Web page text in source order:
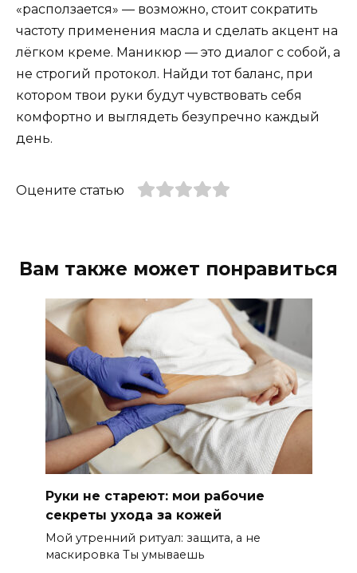
«расползается» — возможно, стоит сократить
частоту применения масла и сделать акцент на
лёгком креме. Маникюр — это диалог с собой, а
не строгий протокол. Найди тот баланс, при
котором твои руки будут чувствовать себя
комфортно и выглядеть безупречно каждый
день.
Оцените статью
Вам также может понравиться
Руки не стареют: мои рабочие
секреты ухода за кожей
Мой утренний ритуал: защита, а не
маскировка Ты умываешь